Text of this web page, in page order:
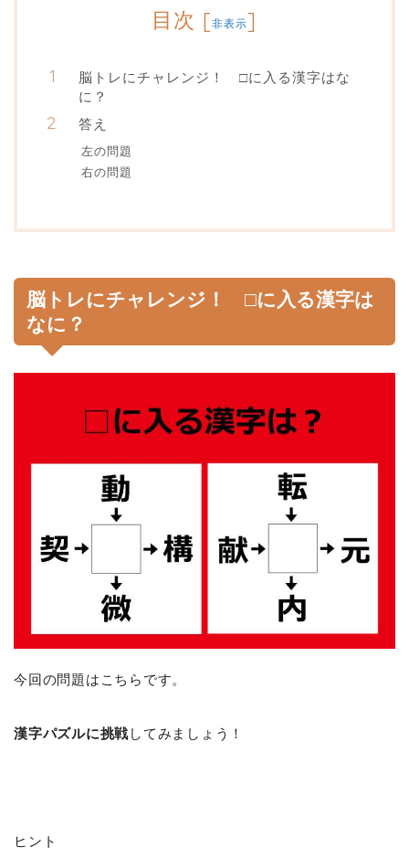
目次 [非表示]
脳トレにチャレンジ！ □に入る漢字はな
に？
答え
左の問題
右の問題
脳トレにチャレンジ！ □に入る漢字は
なに？
今回の問題はこちらです。
漢字パズルに挑戦してみましょう！
ヒント